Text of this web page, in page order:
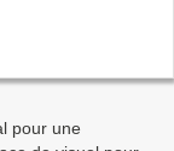
pour une